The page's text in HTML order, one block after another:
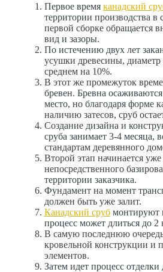
Первое время канадский
территории производства
первой сборке обращается
вид и зазоры.
По истечению двух лет
усушки древесины, диаметр
среднем на 10%.
В этот же промежуток
бревен. Бревна
место, но благодаря форме
наличию затесов, сруб
Создание дизайна и
сруба занимает 3-4 месяца,
стандартам деревянного
Второй этап начинается уже
непосредственного
территории заказчика.
Фундамент на момент
должен быть уже залит.
Канадский срубмонтируют
процесс может длиться до 2
В самую последнюю
кровельной конструкции и
элементов.
Затем идет процесс